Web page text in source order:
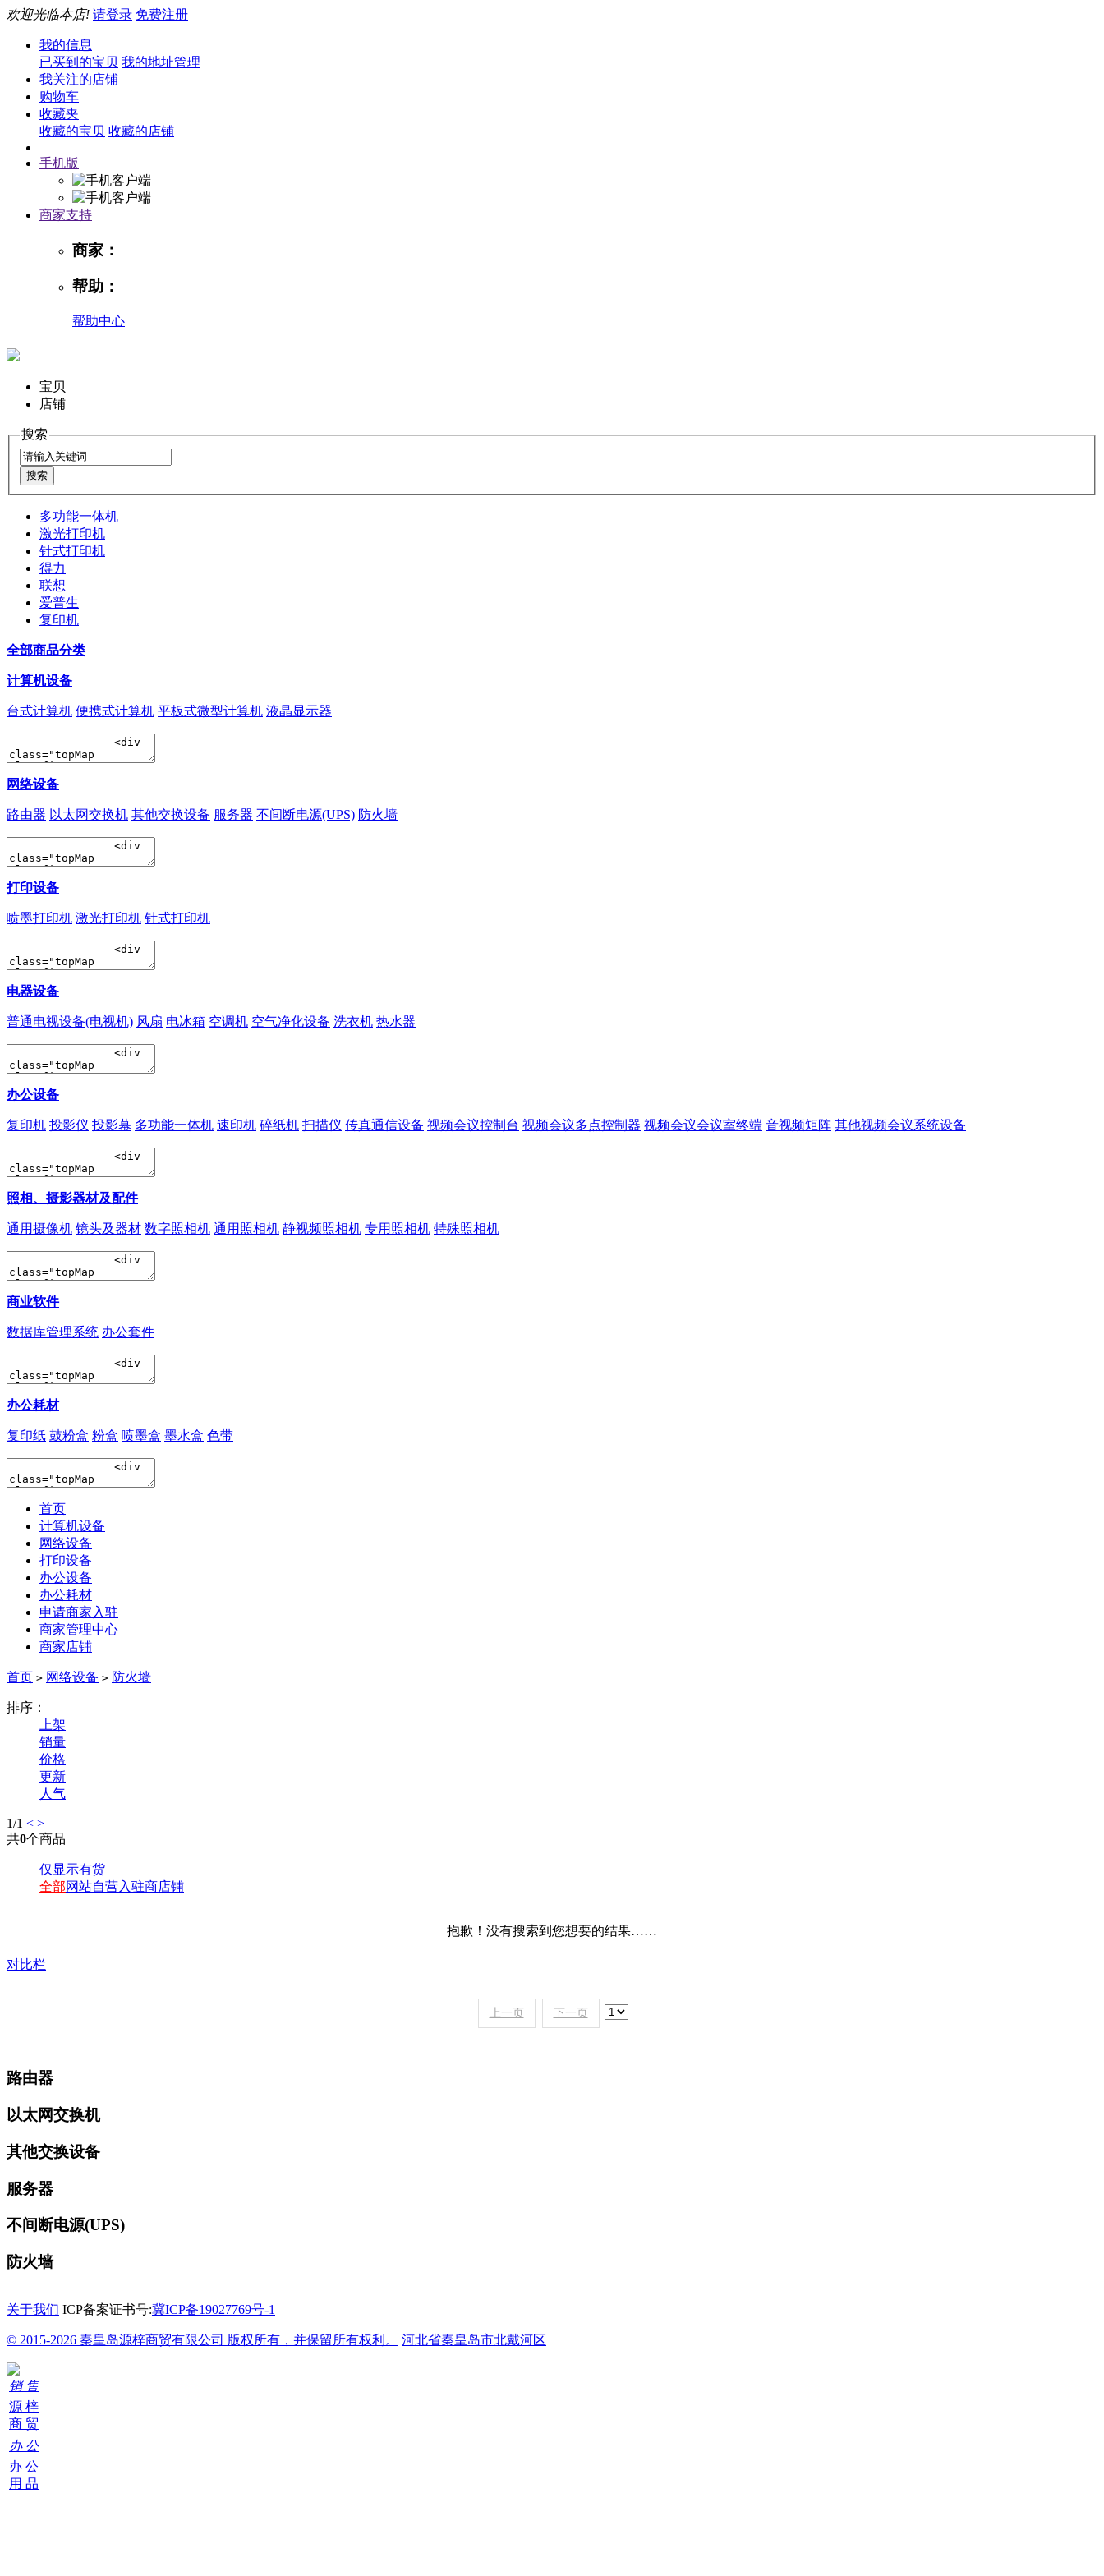
欢迎光临本店! 请登录 免费注册
我的信息
已买到的宝贝 我的地址管理
我关注的店铺
购物车
收藏夹
收藏的宝贝 收藏的店铺
手机版
商家支持
商家：
帮助：
帮助中心
宝贝
店铺
搜索
多功能一体机
激光打印机
针式打印机
得力
联想
爱普生
复印机
全部商品分类
计算机设备
台式计算机 便携式计算机 平板式微型计算机 液晶显示器
网络设备
路由器 以太网交换机 其他交换设备 服务器 不间断电源(UPS) 防火墙
打印设备
喷墨打印机 激光打印机 针式打印机
电器设备
普通电视设备(电视机) 风扇 电冰箱 空调机 空气净化设备 洗衣机 热水器
办公设备
复印机 投影仪 投影幕 多功能一体机 速印机 碎纸机 扫描仪 传真通信设备 视频会议控制台 视频会议多点控制器 视频会议会议室终端 音视频矩阵 其他视频会议系统设备
照相、摄影器材及配件
通用摄像机 镜头及器材 数字照相机 通用照相机 静视频照相机 专用照相机 特殊照相机
商业软件
数据库管理系统 办公套件
办公耗材
复印纸 鼓粉盒 粉盒 喷墨盒 墨水盒 色带
首页
计算机设备
网络设备
打印设备
办公设备
办公耗材
申请商家入驻
商家管理中心
商家店铺
首页 > 网络设备 > 防火墙
排序：
上架
销量
价格
更新
人气
1/1 < >
共0个商品
仅显示有货
全部网站自营入驻商店铺
抱歉！没有搜索到您想要的结果……
对比栏
上一页 下一页
路由器
以太网交换机
其他交换设备
服务器
不间断电源(UPS)
防火墙
关于我们 ICP备案证书号:冀ICP备19027769号-1
© 2015-2026 秦皇岛源梓商贸有限公司 版权所有，并保留所有权利。 河北省秦皇岛市北戴河区
销 售
源 梓
商 贸
办 公
办 公
用 品